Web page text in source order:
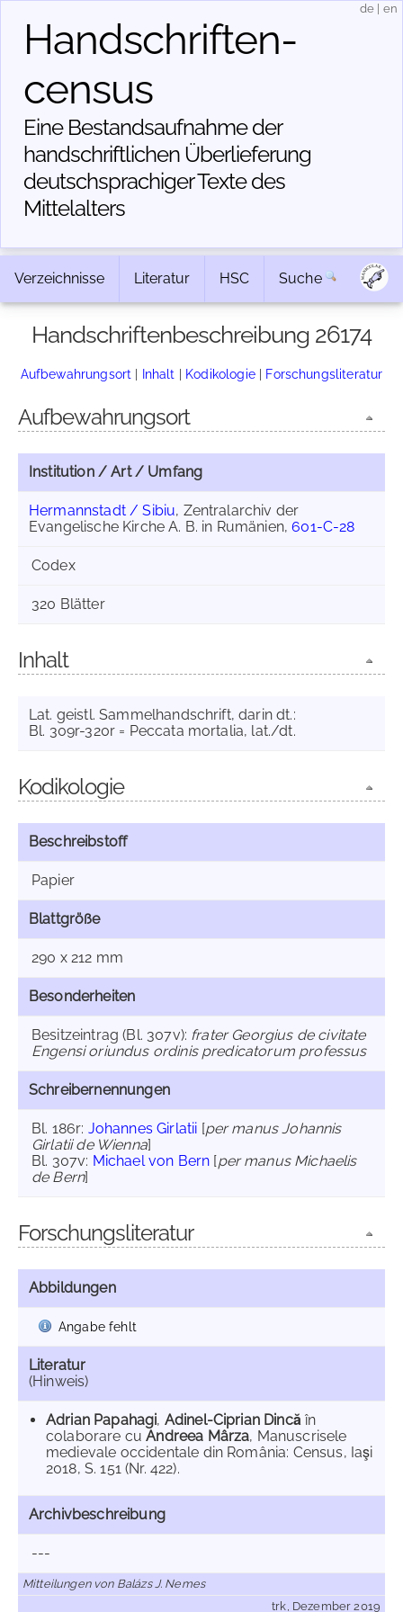
Handschriften­
census
Eine Bestandsaufnahme der
handschriftlichen Über­lieferung
deutschsprachiger Texte des
Mittelalters
de en
Verzeichnisse Literatur HSC Suche
Handschriftenbeschreibung 26174
Aufbewahrungsort | Inhalt | Kodikologie| Forschungsliteratur
Aufbewahrungsort
Institution / Art / Umfang
Hermannstadt / Sibiu, Zentralarchiv der
Evangelische Kirche A. B. in Rumänien,601-C-28
Codex
320 Blätter
Inhalt
Lat. geistl. Sammelhandschrift, darin dt.:
Bl. 309r-320r = Peccata mortalia, lat./dt.
Kodikologie
Beschreibstoff
Papier
Blattgröße
290 x 212 mm
Besonderheiten
Besitzeintrag (Bl. 307v): frater Georgius de civitate
Engensi oriundus ordinis predicatorum professus
Schreibernennungen
Bl. 186r: Johannes Girlatii [per manus Johannis
Girlatii de Wienna]
Bl. 307v: Michael von Bern [per manus Michaelis
de Bern]
Forschungsliteratur
Abbildungen
Angabe fehlt
Literatur
(Hinweis)
Adrian Papahagi, Adinel-Ciprian Dincăîn
colaborare cuAndreea Mârza, Manuscrisele
medievale occidentale din România: Census, Iaşi
2018, S. 151 (Nr. 422).
Archivbeschreibung
---
Mitteilungen von Balázs J. Nemes
trk, Dezember 2019